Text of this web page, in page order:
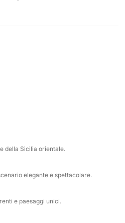
tempo. Qui la costa regala
bagno o per godersi il mare
anche come Baia delle
suggestiva durante
delle Sirene, luogo
per bagno, relax e
alla scoperta del mare più
della Sicilia orientale.
elegante e spettacolare.
e paesaggi unici.